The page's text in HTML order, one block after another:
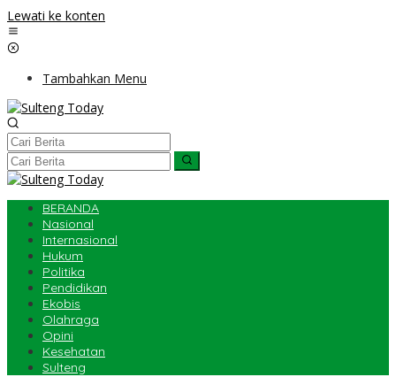
Lewati ke konten
Tambahkan Menu
BERANDA
Nasional
Internasional
Hukum
Politika
Pendidikan
Ekobis
Olahraga
Opini
Kesehatan
Sulteng